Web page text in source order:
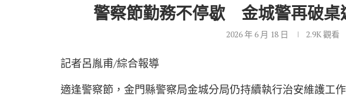
警察節勤務不停歇 金城警再破桌
2026 年 6 月 18 日 2.9K觀看
記者呂胤甫/綜合報導
適逢警察節，金門縣警察局金城分局仍持續執行治安維護工